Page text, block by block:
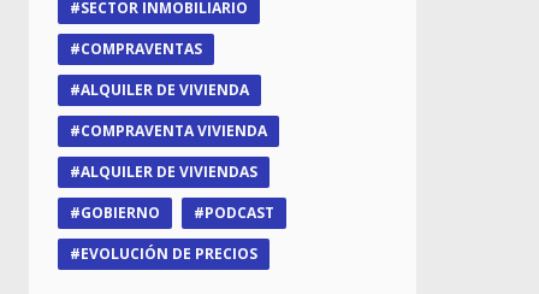
SECTOR INMOBILIARIO
COMPRAVENTAS
ALQUILER DE VIVIENDA
COMPRAVENTA VIVIENDA
ALQUILER DE VIVIENDAS
GOBIERNO
PODCAST
EVOLUCIÓN DE PRECIOS